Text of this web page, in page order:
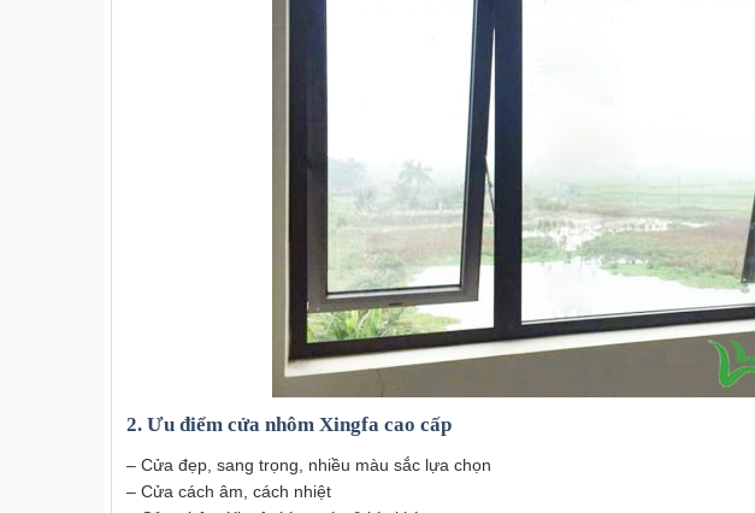
2. Ưu điểm cửa nhôm Xingfa cao cấp
– Cửa đẹp, sang trọng, nhiều màu sắc lựa chọn
– Cửa cách âm, cách nhiệt